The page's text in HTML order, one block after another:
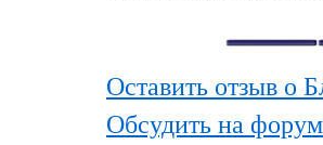
Оставить отзыв о
Обсудить на